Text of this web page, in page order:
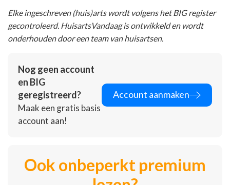
Elke ingeschreven (huis)arts wordt volgens het BIG register
gecontroleerd. HuisartsVandaag is ontwikkeld en wordt
onderhouden door een team van huisartsen.
Nog geen account
en BIG
geregistreerd?
Maak een gratis basis
account aan!
Account aanmaken
Ook onbeperkt premium